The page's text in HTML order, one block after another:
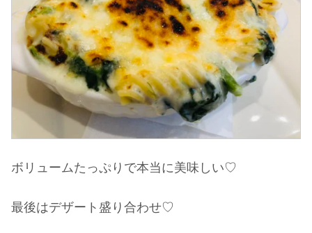
ボリュームたっぷりで本当に美味しい♡
最後はデザート盛り合わせ♡